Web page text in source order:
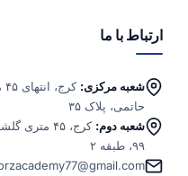
ارتباط با ما
شعبه مرکزی:
حاتمی، پلاک ۳۵
شعبه دوم:
کرج، ۴۵
۹۹، طبقه ۲